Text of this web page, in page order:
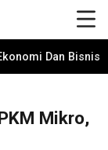
Dan Bisnis
Mikro,